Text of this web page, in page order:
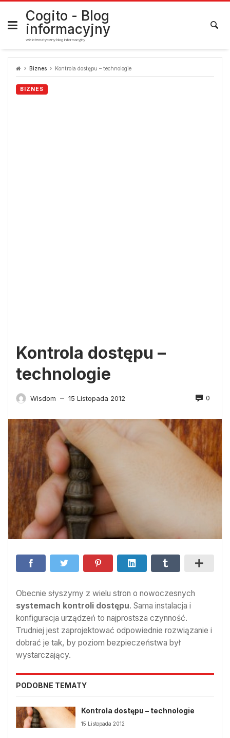
Skip
content
Cogito - Blog
informacyjny
wielotematyczny blog informacyjny
Biznes Kontrola dostępu – technologie
BIZNES
Kontrola dostępu –
technologie
Wisdom — 15 Listopada 2012 0
Obecnie słyszymy z wielu stron o nowoczesnych
systemach kontroli dostępu. Sama instalacja i
konfiguracja urządzeń to najprostsza czynność.
Trudniej jest zaprojektować odpowiednie rozwiązanie i
dobrać je tak, by poziom bezpieczeństwa był
wystarczający.
PODOBNE TEMATY
Kontrola dostępu – technologie
15 Listopada 2012